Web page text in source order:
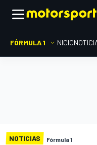
FÓRMULA 1 INICIO
NOTICIAS Fórmula 1